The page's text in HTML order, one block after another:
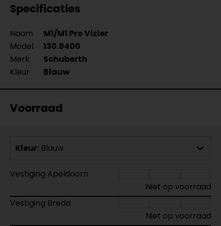
Specificaties
Naam
M1/M1 Pro Vizier
Model
130.9400
Merk
Schuberth
Kleur
Blauw
Voorraad
Kleur: Blauw
Vestiging Apeldoorn
Niet op voorraad
Vestiging Breda
Niet op voorraad